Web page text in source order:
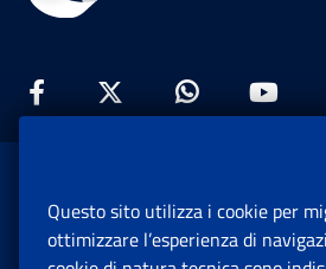
Facebook: Apre una
Twitter: Apre
Istituto Nazionale
Tutti i diritti riservati.
Questo sito utilizza i cookie per
ottimizzare l’esperienza di